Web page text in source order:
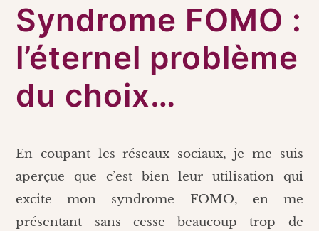
Syndrome FOMO :
l’éternel problème
du choix…
En coupant les réseaux sociaux, je me suis
aperçue que c’est bien leur utilisation qui
excite mon syndrome FOMO, en me
présentant sans cesse beaucoup trop de